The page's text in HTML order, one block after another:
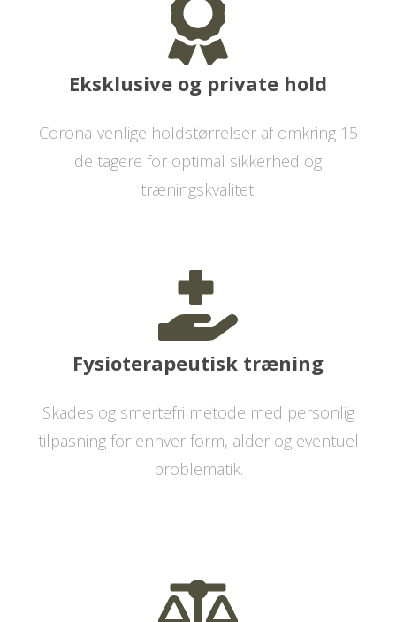
Eksklusive og private hold
Corona-venlige holdstørrelser af omkring 15
deltagere for optimal sikkerhed og
træningskvalitet.
Fysioterapeutisk træning
Skades og smertefri metode med personlig
tilpasning for enhver form, alder og eventuel
problematik.